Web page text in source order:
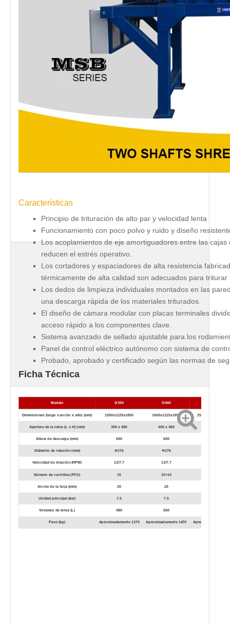
Características
Principio de trituración de alto par y velocidad lenta
Funcionamiento con poco polvo y ruido y diseño
Los acoplamientos de eje amortiguadores entre las
reducen el estrés operativo.
Los cortadores y espaciadores de alta resistencia
térmicamente de alta calidad son adecuados para
Los dedos de limpieza individuales montados en las
una descarga rápida de los materiales triturados.
El diseño de cámara modular con placas terminales
acceso rápido a los componentes clave.
Sistema avanzado de sellado ajustable para los
Panel de control eléctrico autónomo con sistema de
Probado, aprobado y certificado según las normas de
Ficha Técnica
Modelo G300 G400
Dimensiones (largo x ancho x alto) (mm) 1500x1225x1850 1600x1225x1850 2530 x 1270 x 1850
Apertura de la tolva (L x H) (mm) 300 x 480 400 x 480
Altura de descarga (mm) 600 600
Diámetro de rotación (mm) Φ276 Φ276
Velocidad de rotación (RPM) 13/7.7 13/7.7
Número de cuchillas (PCS) 15 10+10
Ancho de la hoja (mm) 20 20
Unidad principal (kw) 7.5 7.5
Volumen de tolva (L) 480 550
Peso (kg) Aproximadamente 1370 Aproximadamente 1470 Aproximadamente